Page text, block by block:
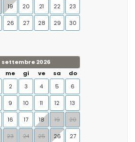
19 20 21 22 23
26 27 28 29 30
settembre 2026
me gi ve sa
do
2 3 4 5 6
9 10 11 12 13
16 17 18 19 20
23 24 25 26 27